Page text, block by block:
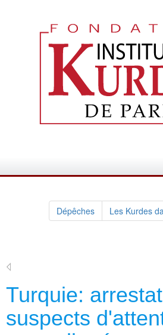
Dépêches Les Kurdes
Turquie:
suspects